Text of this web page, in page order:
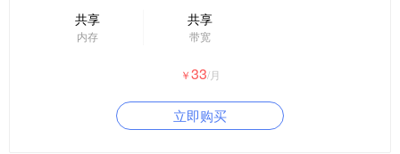
共享
内存
共享
带宽
￥33/月
立即购买